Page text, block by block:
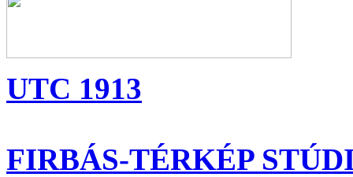
UTC 1913
FIRBÁS-TÉRKÉP